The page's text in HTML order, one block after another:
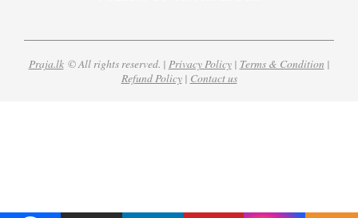
Praja.lk© All rights reserved. | Privacy Policy| Terms & Condition |
Refund Policy| Contact us